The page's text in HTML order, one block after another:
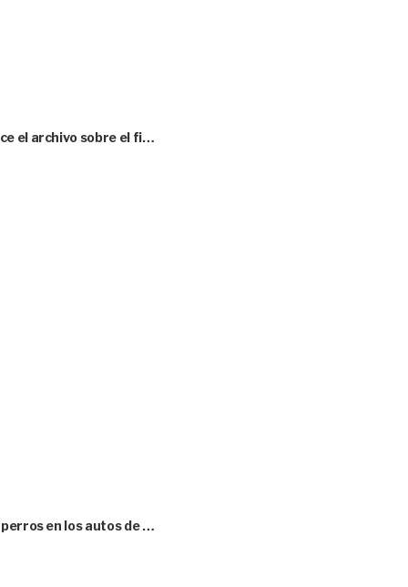
el archivo sobre el fi…
en los autos de …